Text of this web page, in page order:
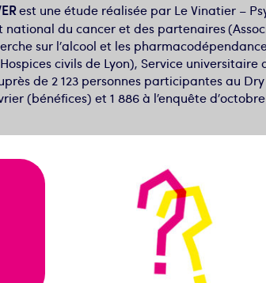
est une étude réalisée par Le Vinatier –
national du cancer et des partenaires
sur l’alcool et les
civils de Lyon), Service universitaire
de 2 123 personnes participantes au
(bénéfices) et 1 886 à l’enquête